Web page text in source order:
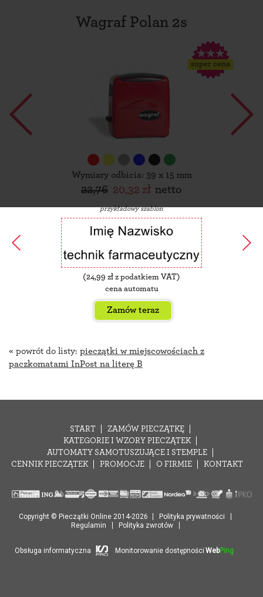
Wagraf Polan 2s
super cena
Wymiary odbicia: 39 x 15 mm
22,76 20,32 zł netto
przykładowy szablon
(24,99 zł z podatkiem VAT)
cena automatu
Zamów teraz
« powrót do listy: pieczątki w miejscowościach z
paczkomatami InPost na literę B
START
ZAMÓW PIECZĄTKĘ
KATEGORIE I WZORY PIECZĄTEK
AUTOMATY SAMOTUSZUJĄCE I STEMPLE
CENNIK PIECZĄTEK
PROMOCJE O FIRMIE KONTAKT
Copyright © Pieczątki Online 2014-2026
Polityka prywatności
Regulamin
Polityka zwrotów
Obsługa informatyczna Monitorowanie dostępności WebPing